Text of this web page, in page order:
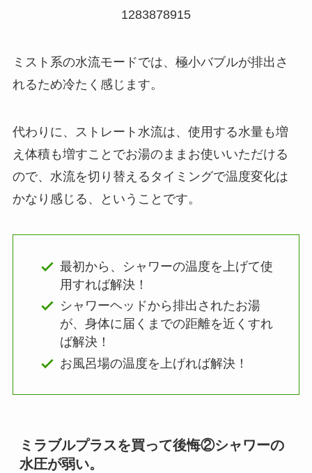
1283878915
ミスト系の水流モードでは、極小バブルが排出さ
れるため冷たく感じます。
代わりに、ストレート水流は、使用する水量も増
え体積も増すことでお湯のままお使いいただける
ので、水流を切り替えるタイミングで温度変化は
かなり感じる、ということです。
最初から、シャワーの温度を上げて使
用すれば解決！
シャワーヘッドから排出されたお湯
が、身体に届くまでの距離を近くすれ
ば解決！
お風呂場の温度を上げれば解決！
ミラブルプラスを買って後悔②シャワーの
水圧が弱い。